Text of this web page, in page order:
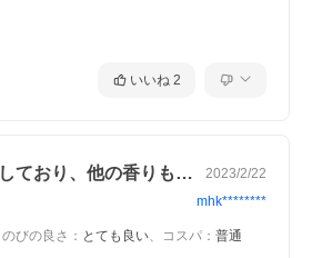
いいね 2
オリジナルを使用しており、他の香りも欲… 2023/2/22
mhk********
のびの良さ ： とても良い、 コスパ ： 普通